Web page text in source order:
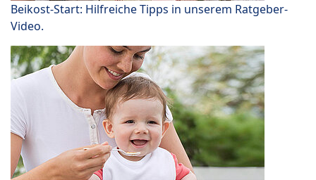
Beikost-Start: Hilfreiche Tipps in unserem Ratgeber-
Video.